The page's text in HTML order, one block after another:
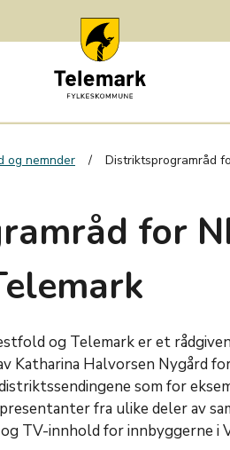
og nemnder Distriktsprogramråd
for
og Telemark er et
Katharina Halvorsen Nygård
som for
fra ulike deler av
TV-innhold for innbyggerne i